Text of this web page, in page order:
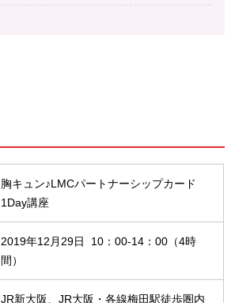
胸キュン♪LMCパートナーシップカード
1Day講座
2019年12月29日 10：00-14：00（4時
間）
JR新大阪、JR大阪・各線梅田駅徒歩圏内